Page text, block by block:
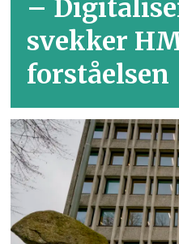
–
svekker
forståelsen